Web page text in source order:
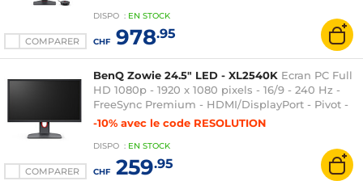
COMPARER
DISPO : EN STOCK
CHF978.95
COMPARER
BenQ Zowie 24.5" LED - XL2540K Ecran PC Full
HD 1080p - 1920 x 1080 pixels - 16/9 - 240 Hz -
FreeSync Premium - HDMI/DisplayPort - Pivot -
Hauteur ajustable - Noir
-10% avec le code RESOLUTION
DISPO : EN STOCK
CHF259.95